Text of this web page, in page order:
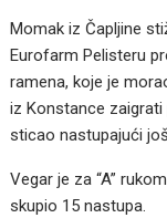
Momak iz Čapljine
Eurofarm Pelisteru
ramena, koje je
iz Konstance zaigrati
sticao nastupajući
Vegar je za “A”
skupio 15 nastupa.